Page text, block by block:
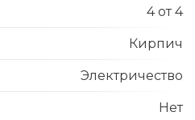
4 от 4
Кирпич
Электричество
Нет